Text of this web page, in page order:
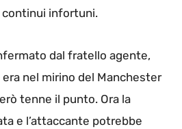
infortuni.
dal fratello agente,
nel mirino del Manchester
tenne il punto. Ora la
e l’attaccante potrebbe